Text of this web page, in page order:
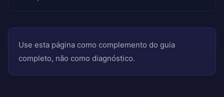
Use esta página como complemento do guia
completo, não como diagnóstico.